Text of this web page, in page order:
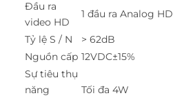
Đầu ra
video HD
1 đầu ra Analog HD
Tỷ lệ S / N
> 62dB
Nguồn cấp 12VDC±15%
Sự tiêu thụ
năng
Tối đa 4W